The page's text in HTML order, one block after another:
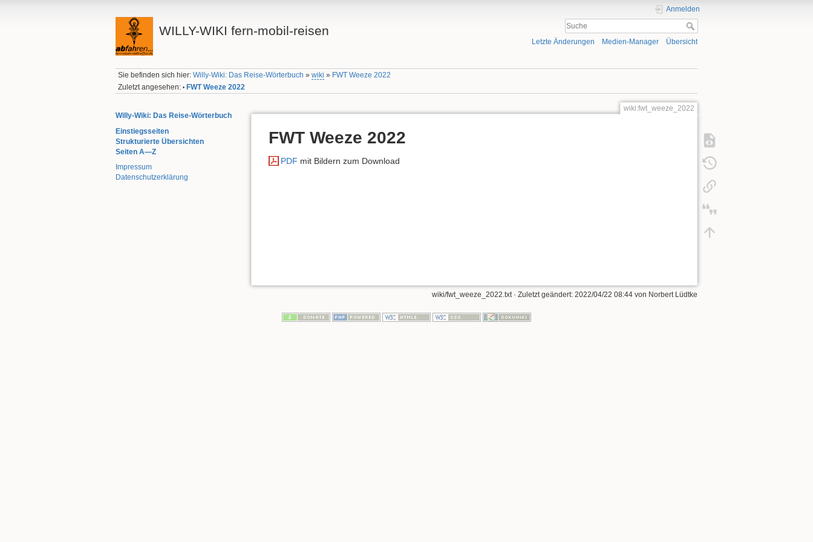
WILLY-WIKI fern-mobil-reisen
Anmelden
Letzte Änderungen Medien-Manager Übersicht
Sie befinden sich hier:Willy-Wiki: Das Reise-Wörterbuch »wiki » FWT Weeze 2022
Zuletzt angesehen: • FWT Weeze 2022
Willy-Wiki: Das Reise-Wörterbuch
Einstiegsseiten
Strukturierte Übersichten
Seiten A—Z
Impressum
Datenschutzerklärung
wiki:fwt_weeze_2022
FWT Weeze 2022
PDF mit Bildern zum Download
wiki/fwt_weeze_2022.txt· Zuletzt geändert: 2022/04/22 08:44 von Norbert Lüdtke